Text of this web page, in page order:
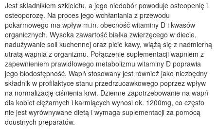
Jest składnikiem szkieletu, a jego niedobór powoduje osteopenię i
osteoporozę. Na proces jego wchłaniania z przewodu
pokarmowego ma wpływ m.in. obecność witaminy D i kwasów
organicznych. Wysoka zawartość białka zwierzęcego w diecie,
nadużywanie soli kuchennej oraz picie kawy, wiążą się z nadmierną
utratą wapnia z organizmu. Połączenie suplementacji wapniem z
zapewnieniem prawidłowego metabolizmu witaminy D poprawia
jego biodostępność. Wapń stosowany jest również jako niezbędny
składnik w profilaktyce stanu przedrzucawkowego poprzez wpływ
na normalizację ciśnienia krwi. Dzienne zapotrzebowanie na wapń
dla kobiet ciężarnych i karmiących wynosi ok. 1200mg, co często
nie jest wyrównywane dietą i wymaga suplementacji za pomocą
doustnych preparatów.